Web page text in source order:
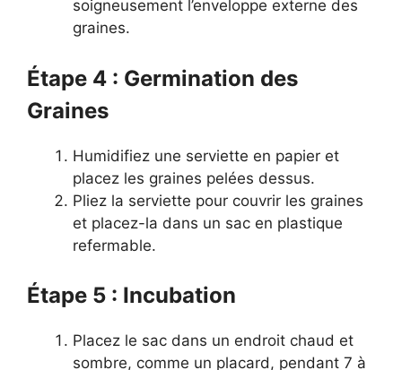
soigneusement l’enveloppe externe des
graines.
Étape 4 : Germination des
Graines
Humidifiez une serviette en papier et
placez les graines pelées dessus.
Pliez la serviette pour couvrir les graines
et placez-la dans un sac en plastique
refermable.
Étape 5 : Incubation
Placez le sac dans un endroit chaud et
sombre, comme un placard, pendant 7 à